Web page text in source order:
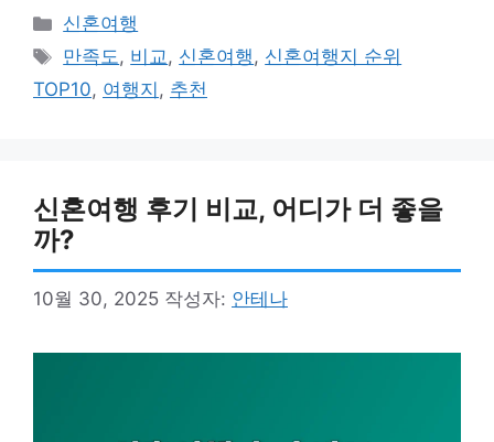
카
테
리
신혼여행
태
그
만족도, 비교, 신혼여행, 신혼여행지 순위
TOP10, 여행지 , 추천
신혼여행 후기 비교, 어디가 더 좋을
까?
10월 30, 2025 작성자: 안테나